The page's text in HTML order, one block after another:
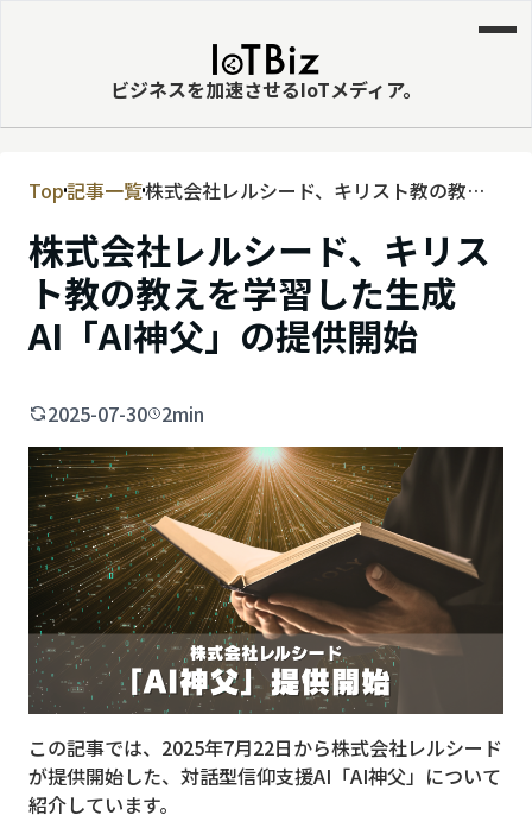
ビジネスを加速させるIoTメディア。
MVNE
エッジ
LPWA
DaaS
PaaS
ビッグデータ
MNO
MVNO
スマート漁業
PR
5G
クラウド
M2M
Top記事一覧株式会社レルシード、キリスト教の教え
株式会社レルシード、キリス
ト教の教えを学習した生成
AI「AI神父」の提供開始
2025-07-30 2min
この記事では、2025年7月22日から株式会社レルシード
が提供開始した、対話型信仰支援AI「AI神父」について
紹介しています。